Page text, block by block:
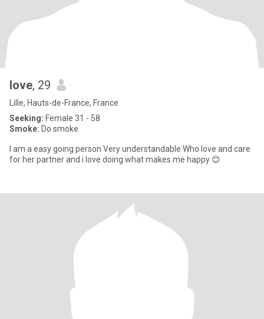
love, 29
Lille, Hauts-de-France, France
Seeking: Female 31 - 58
Smoke: Do smoke
I am a easy going person Very understandable Who love and care
for her partner and i love doing what makes me happy 😊